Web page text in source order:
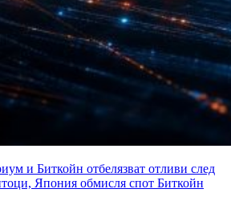
и Биткойн отбелязват отливи след
Япония обмисля спот Биткойн